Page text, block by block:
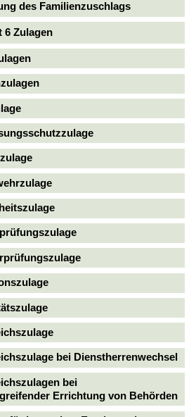
des Familienzuschlags
6 Zulagen
bei Dienstherrenwechsel
bei
Errichtung von Behörden